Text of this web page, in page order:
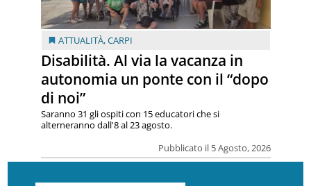
ATTUALITÀ,CARPI
Disabilità. Al via la vacanza in
autonomia un ponte con il “dopo
di noi”
Pubblicato il 5 Agosto, 2026
Saranno 31 gli ospiti con 15 educatori che si
alterneranno dall'8 al 23 agosto.